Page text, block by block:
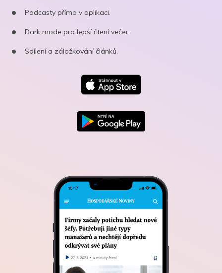
Podcasty přímo v aplikaci.
Dark mode pro lepší čtení večer.
Sdílení a záložkování článků.